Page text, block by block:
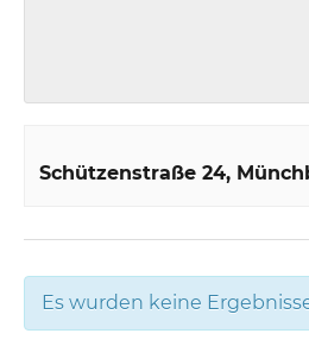
Schützenstraße 24
Es wurden keine